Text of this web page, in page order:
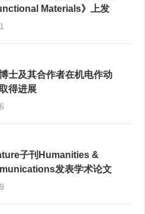
Materials》上发
士及其合作者在机电作动
得进展
子刊Humanities &
发表学术论文